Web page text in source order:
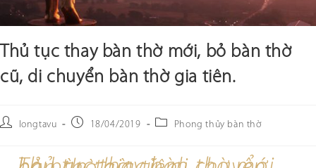
Thủ tục thay bàn thờ mới, bỏ bàn thờ
cũ, di chuyển bàn thờ gia tiên.
longtavu 18/04/2019 Phong thủy bàn thờ